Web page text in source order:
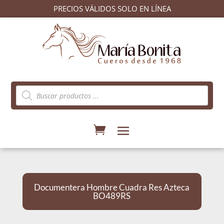
PRECIOS VÁLIDOS SOLO EN LÍNEA
Búsqueda
de
productos
Documentera Hombre Cuadra Res Azteca
BO489RS